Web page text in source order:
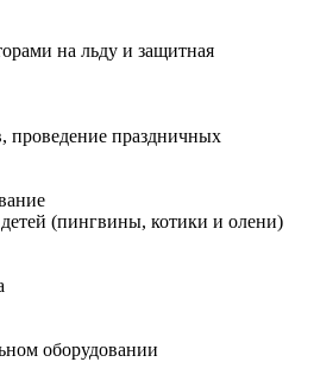
на льду и защитная
проведение праздничных
(пингвины, котики и олени)
оборудовании